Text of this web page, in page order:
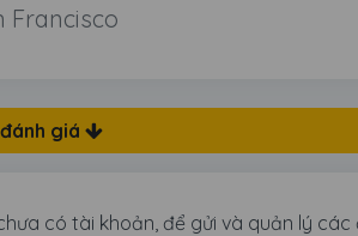
Francisco
giá
có tài khoản, để gửi và quản lý các